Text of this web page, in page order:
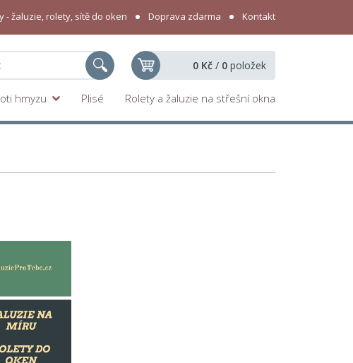
- žaluzie, rolety, sítě do oken Doprava zdarma Kontakt
0 Kč / 0 položek
hmyzu Plisé Rolety a žaluzie na střešní okna